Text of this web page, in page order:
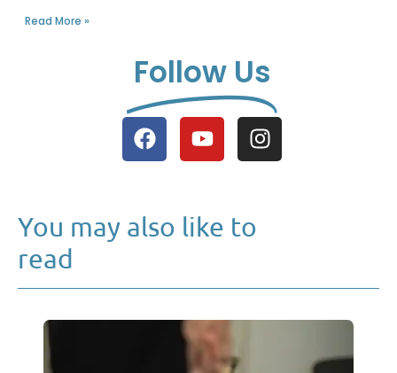
Read More »
Follow Us
You may also like to
read